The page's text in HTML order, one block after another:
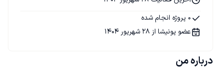
درباره من
0 پروژه انجام شده
عضو پونیشا از 28 شهریور 1404